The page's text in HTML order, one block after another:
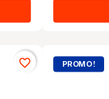
favorite_border PROMO !